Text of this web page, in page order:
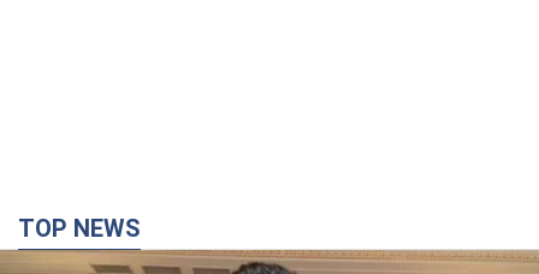
антибаллистической системе FREYJA,
санкциях против России и поддержке аграриев.